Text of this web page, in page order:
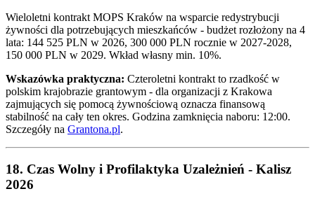
Wieloletni kontrakt MOPS Kraków na wsparcie redystrybucji
żywności dla potrzebujących mieszkańców - budżet rozłożony na 4
lata: 144 525 PLN w 2026, 300 000 PLN rocznie w 2027-2028,
150 000 PLN w 2029. Wkład własny min. 10%.
Wskazówka praktyczna: Czteroletni kontrakt to rzadkość w
polskim krajobrazie grantowym - dla organizacji z Krakowa
zajmujących się pomocą żywnościową oznacza finansową
stabilność na cały ten okres. Godzina zamknięcia naboru: 12:00.
Szczegóły na Grantona.pl.
18. Czas Wolny i Profilaktyka Uzależnień - Kalisz
2026